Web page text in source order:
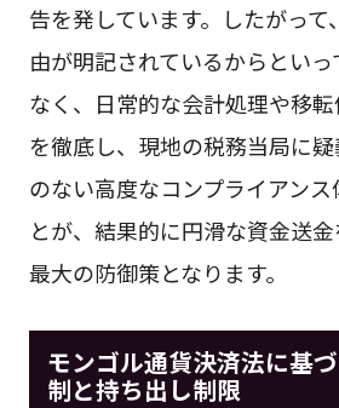
告を発しています。したがって
由が明記されているからとい
なく、日常的な会計処理や移
を徹底し、現地の税務当局に
のない高度なコンプライアン
とが、結果的に円滑な資金送
最大の防御策となります。
モンゴル通貨決済法に基
制と持ち出し制限